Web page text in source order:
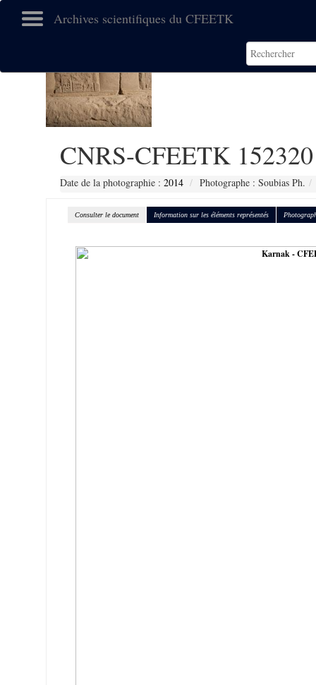
Archives scientifiques du CFEETK
CNRS-CFEETK 152320
Date de la photographie : 2014 Photographe : Soubias Ph.
Consulter le document Information sur les éléments représentés